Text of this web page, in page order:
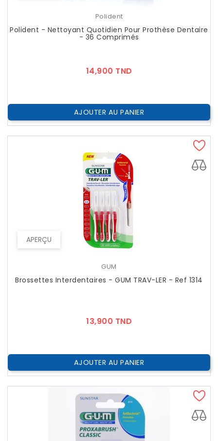
Polident
Polident - Nettoyant Quotidien Pour Prothèse Dentaire
- 36 Comprimés
14,900 TND
AJOUTER AU PANIER
APERÇU
GUM
Brossettes Interdentaires - GUM TRAV-LER - Ref 1314
13,900 TND
AJOUTER AU PANIER